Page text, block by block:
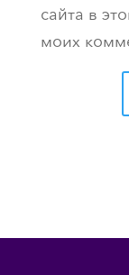
сайта в
моих